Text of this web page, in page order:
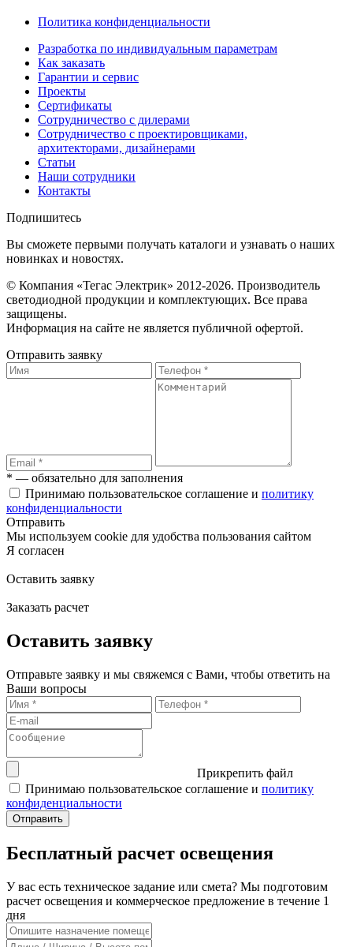
Политика конфиденциальности
Разработка по индивидуальным параметрам
Как заказать
Гарантии и сервис
Проекты
Сертификаты
Сотрудничество с дилерами
Сотрудничество с проектировщиками,
архитекторами, дизайнерами
Статьи
Наши сотрудники
Контакты
Подпишитесь
Вы сможете первыми получать каталоги и узнавать о наших
новинках и новостях.
© Компания «Тегас Электрик» 2012-2026. Производитель
светодиодной продукции и комплектующих. Все права
защищены.
Информация на сайте не является публичной офертой.
Отправить заявку
* — обязательно для заполнения
Принимаю пользовательское соглашение и политику
конфиденциальности
Отправить
Мы используем cookie для удобства пользования сайтом
Я согласен
Оставить заявку
Заказать расчет
Оставить заявку
Отправьте заявку и мы свяжемся с Вами, чтобы ответить на
Ваши вопросы
Прикрепить файл
Принимаю пользовательское соглашение и политику
конфиденциальности
Бесплатный расчет освещения
У вас есть техническое задание или смета? Мы подготовим
расчет освещения и коммерческое предложение в течение 1
дня